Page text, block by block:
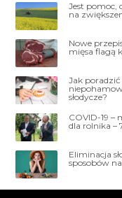
Jest pomoc,
na
Nowe
mięsa flagą
Jak poradzić
słodycze?
COVID-19 –
dla rolnika –
Eliminacja
sposobów